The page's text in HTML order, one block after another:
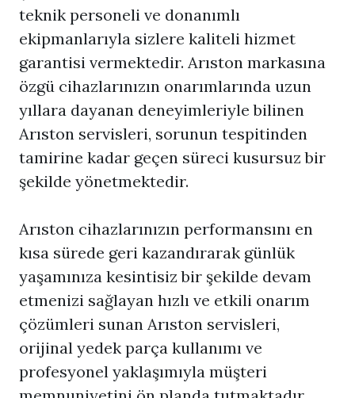
teknik personeli ve donanımlı
ekipmanlarıyla sizlere kaliteli hizmet
garantisi vermektedir. Arıston markasına
özgü cihazlarınızın onarımlarında uzun
yıllara dayanan deneyimleriyle bilinen
Arıston servisleri, sorunun tespitinden
tamirine kadar geçen süreci kusursuz bir
şekilde yönetmektedir.
Arıston cihazlarınızın performansını en
kısa sürede geri kazandırarak günlük
yaşamınıza kesintisiz bir şekilde devam
etmenizi sağlayan hızlı ve etkili onarım
çözümleri sunan Arıston servisleri,
orijinal yedek parça kullanımı ve
profesyonel yaklaşımıyla müşteri